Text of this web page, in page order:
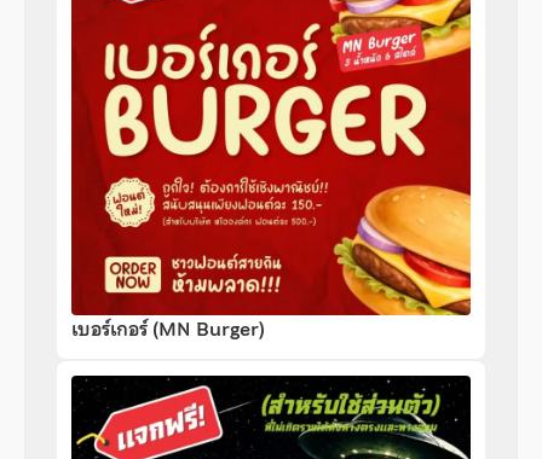
เบอร์เกอร์ (MN Burger)